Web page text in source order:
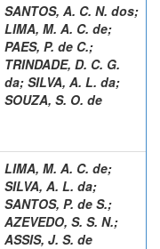
SANTOS, A. C. N. dos;
LIMA, M. A. C. de;
PAES, P. de C.;
TRINDADE, D. C. G.
da; SILVA, A. L. da;
SOUZA, S. O. de
LIMA, M. A. C. de;
SILVA, A. L. da;
SANTOS, P. de S.;
AZEVEDO, S. S. N.;
ASSIS, J. S. de